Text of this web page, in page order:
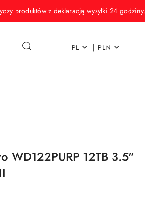
produktów z deklaracją wysyłki 24 godziny.
PL | PLN
WD122PURP 12TB 3.5"